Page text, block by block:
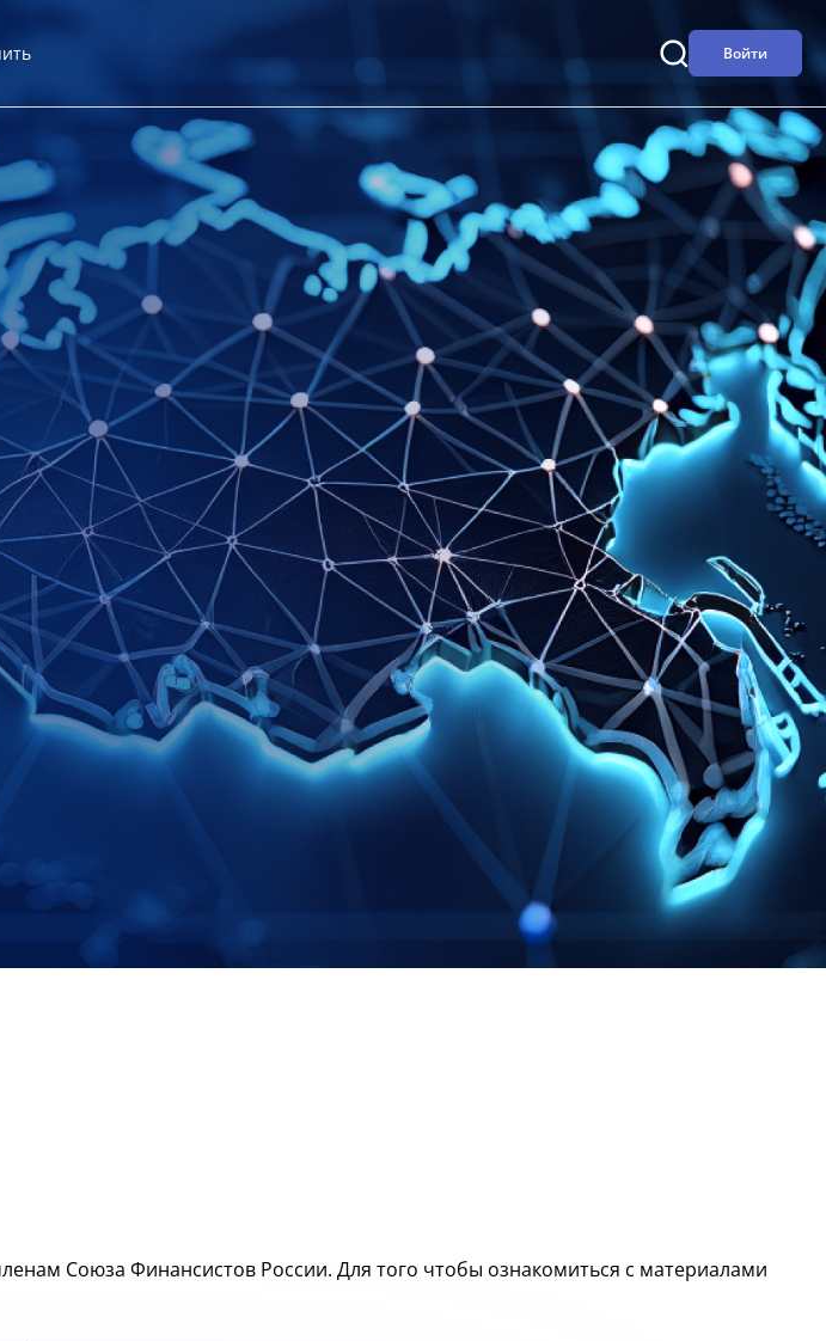
Войти
Союза Финансистов России. Для того чтобы ознакомиться с материалами